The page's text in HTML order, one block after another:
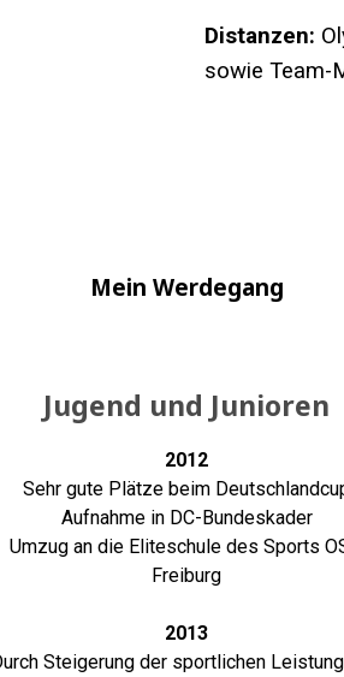
Distanzen:
sowie Team-
Mein Werdegang
Jugend und Junioren
2012
Sehr gute Plätze beim
Aufnahme in DC-Bundeskader
Umzug an die Eliteschule des Sports
Freiburg
2013
Steigerung der sportlichen